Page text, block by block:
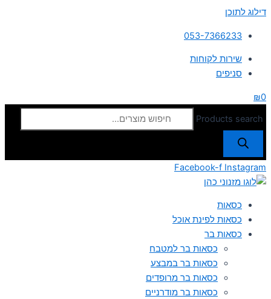
דילוג לתוכן
053-7366233
שירות לקוחות
סניפים
₪0
Products search
Facebook-f Instagram
כסאות
כסאות לפינת אוכל
כסאות בר
כסאות בר למטבח
כסאות בר במבצע
כסאות בר מרופדים
כסאות בר מודרניים